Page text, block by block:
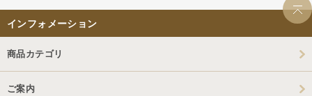
インフォメーション
商品カテゴリ
ご案内